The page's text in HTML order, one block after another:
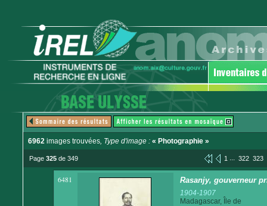
6962 images trouvées, Type d'image : « Photographie »
Page 325 de 349 1 ... 322 323
6481 Rasanjy, gouverneur
1904-1907
Madagascar, Île de